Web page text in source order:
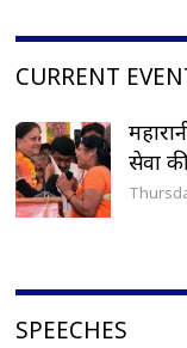
CURRENT
सेवा
SPEECHES